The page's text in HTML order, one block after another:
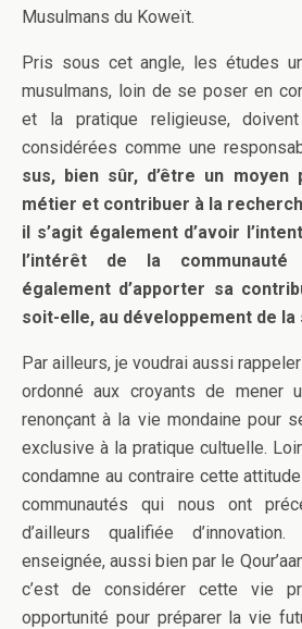
Musulmans du Koweït.
Pris sous cet angle, les études
musulmans, loin de se poser en
et la pratique religieuse,
considérées comme une
sus, bien sûr, d’être un
métier et contribuer à la
il s’agit également d’avoir
l’intérêt de la communauté
également d’apporter sa
soit-elle, au développement de
Par ailleurs, je voudrai aussi rappeler
ordonné aux croyants de mener
renonçant à la vie mondaine pour
exclusive à la pratique cultuelle.
condamne au contraire cette
communautés qui nous ont
d’ailleurs qualifiée
enseignée, aussi bien par le
c’est de considérer cette vie
opportunité pour préparer la vie